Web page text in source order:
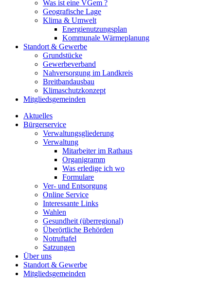
Was ist eine VGem ?
Geografische Lage
Klima & Umwelt
Energienutzungsplan
Kommunale Wärmeplanung
Standort & Gewerbe
Grundstücke
Gewerbeverband
Nahversorgung im Landkreis
Breitbandausbau
Klimaschutzkonzept
Mitgliedsgemeinden
Aktuelles
Bürgerservice
Verwaltungsgliederung
Verwaltung
Mitarbeiter im Rathaus
Organigramm
Was erledige ich wo
Formulare
Ver- und Entsorgung
Online Service
Interessante Links
Wahlen
Gesundheit (überregional)
Überörtliche Behörden
Notruftafel
Satzungen
Über uns
Standort & Gewerbe
Mitgliedsgemeinden